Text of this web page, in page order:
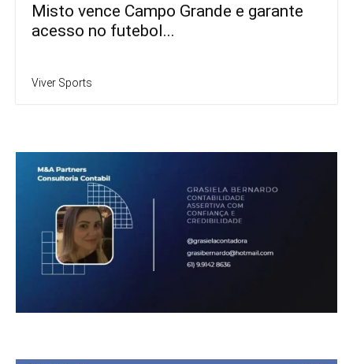
Misto vence Campo Grande e garante
acesso no futebol...
Viver Sports